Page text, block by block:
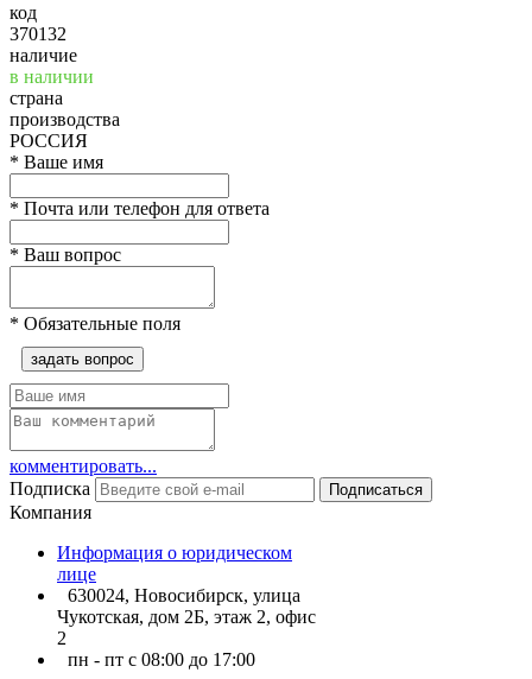
код
370132
наличие
в наличии
страна
производства
РОССИЯ
* Ваше имя
* Почта или телефон для ответа
* Ваш вопрос
* Обязательные поля
задать вопрос
комментировать...
Подписка
Подписаться
Компания
Информация о юридическом
лице
630024, Новосибирск, улица
Чукотская, дом 2Б, этаж 2, офис
2
пн - пт с 08:00 до 17:00